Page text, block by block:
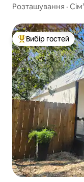
Розташування ·
Топ вибір гостей
Вибір гостей